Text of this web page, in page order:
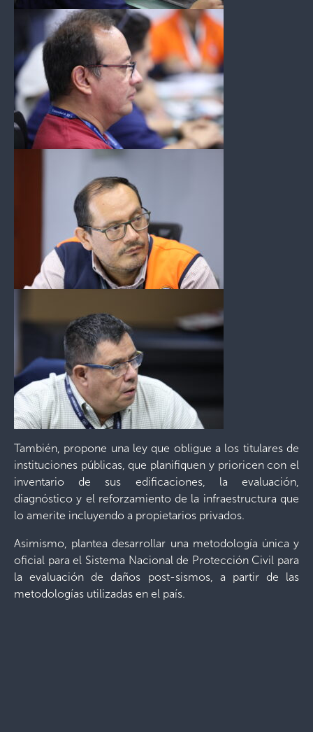
También, propone una ley que obligue a los titulares de
instituciones públicas, que planifiquen y prioricen con el
inventario de sus edificaciones, la evaluación,
diagnóstico y el reforzamiento de la infraestructura que
lo amerite incluyendo a propietarios privados.
Asimismo, plantea desarrollar una metodología única y
oficial para el Sistema Nacional de Protección Civil para
la evaluación de daños post-sismos, a partir de las
metodologías utilizadas en el país.